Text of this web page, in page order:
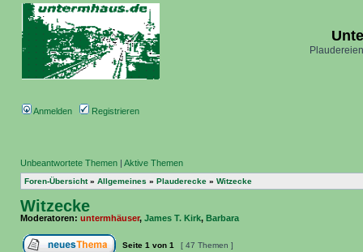
Anmelden Registrieren
Unbeantwortete Themen | Aktive Themen
Foren-Übersicht» Allgemeines » Plauderecke » Witzecke
Witzecke
Moderatoren: untermhäuser, James T. Kirk, Barbara
Seite 1 von 1 [ 47 Themen ]